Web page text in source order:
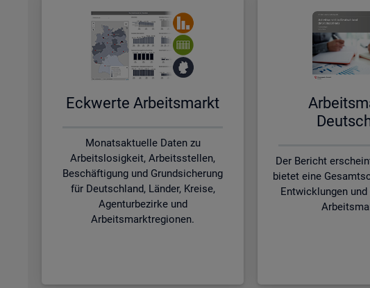
Eck­wer­te Ar­beits­markt
Monatsaktuelle Daten zu
Arbeitslosigkeit, Arbeitsstellen,
Beschäftigung und Grundsicherung
für Deutschland, Länder, Kreise,
Agenturbezirke und
Arbeitsmarktregionen.
Der Bericht
bietet eine
Entwicklungen